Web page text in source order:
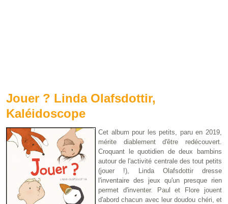
Jouer ? Linda Olafsdottir,
Kaléidoscope
Cet album pour les petits, paru en 2019,
mérite diablement d'être redécouvert.
Croquant le quotidien de deux bambins
autour de l'activité centrale des tout petits
(jouer !), Linda Olafsdottir dresse
l'inventaire des jeux qu'un presque rien
permet d'inventer. Paul et Flore jouent
d'abord chacun avec leur doudou chéri, et